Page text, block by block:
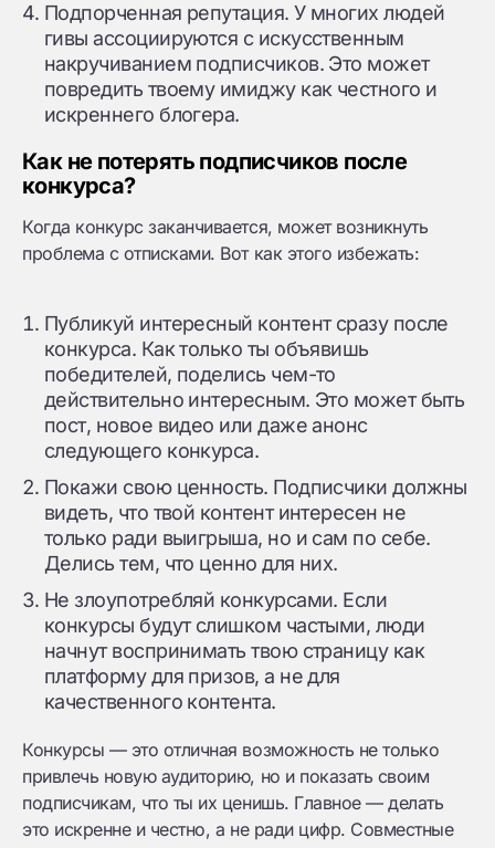
Подпорченная репутация. У многих людей
гивы ассоциируются с искусственным
накручиванием подписчиков. Это может
повредить твоему имиджу как честного и
искреннего блогера.
Как не потерять подписчиков после
конкурса?
Когда конкурс заканчивается, может возникнуть
проблема с отписками. Вот как этого избежать:
Публикуй интересный контент сразу после
конкурса. Как только ты объявишь
победителей, поделись чем-то
действительно интересным. Это может быть
пост, новое видео или даже анонс
следующего конкурса.
Покажи свою ценность. Подписчики должны
видеть, что твой контент интересен не
только ради выигрыша, но и сам по себе.
Делись тем, что ценно для них.
Не злоупотребляй конкурсами. Если
конкурсы будут слишком частыми, люди
начнут воспринимать твою страницу как
платформу для призов, а не для
качественного контента.
Конкурсы — это отличная возможность не только
привлечь новую аудиторию, но и показать своим
подписчикам, что ты их ценишь. Главное — делать
это искренне и честно, а не ради цифр. Совместные